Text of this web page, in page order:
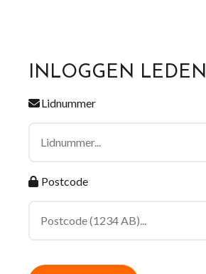
INLOGGEN LEDEN
Lidnummer
Postcode